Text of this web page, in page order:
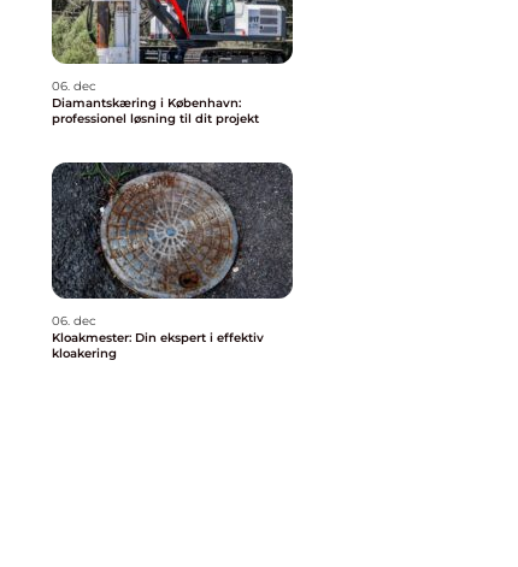
06. dec
Diamantskæring i København:
professionel løsning til dit projekt
06. dec
Kloakmester: Din ekspert i effektiv
kloakering